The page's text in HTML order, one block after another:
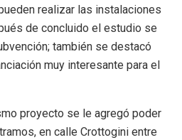
realizar las instalaciones
de concluido el estudio se
también se destacó
muy interesante para el
proyecto se le agregó poder
en calle Crottogini entre